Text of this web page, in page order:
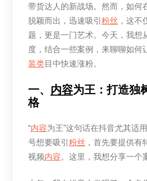
带货达人的新战场。然而，如何
脱颖而出，迅速吸引 粉丝 ，这不
题，更是一门艺术。今天，我想
度，结合一些案例，来聊聊如何
装类目中快速涨粉。
一、 内容为王：打造独
格
“内容为王”这句话在抖音尤其适
号想要吸引 粉丝 ，首先要提供有
视频内容。这里，我想分享一个